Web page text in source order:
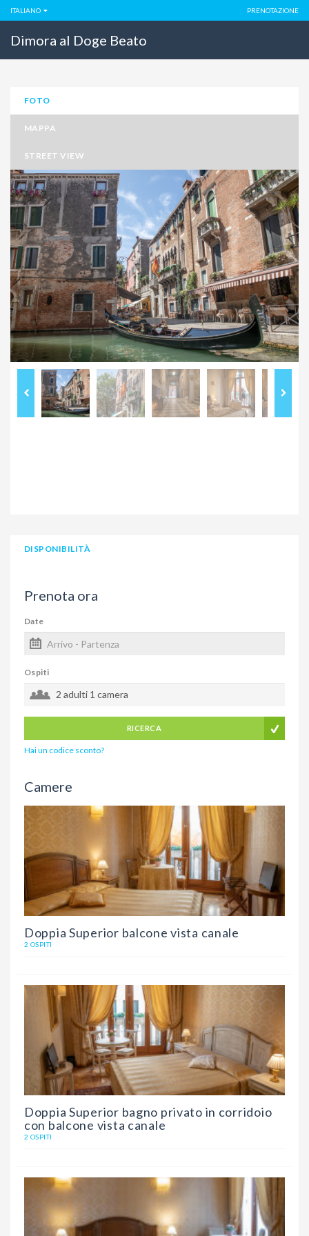
ITALIANO PRENOTAZIONE
Dimora al Doge Beato
FOTO
MAPPA
STREET VIEW
DISPONIBILITÀ
Prenota ora
Date
Ospiti
2 adulti 1 camera
RICERCA
Hai un codice sconto?
Camere
Doppia Superior balcone vista canale
2 OSPITI
Doppia Superior bagno privato in corridoio
con balcone vista canale
2 OSPITI